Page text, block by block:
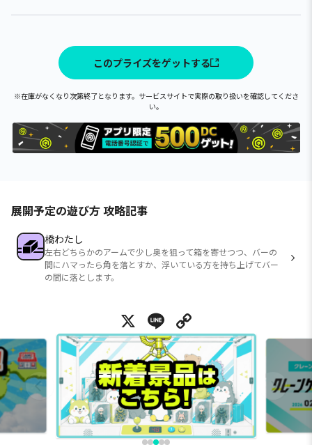
このプライズをゲットする
※在庫がなくなり次第終了となります。サービスサイトで実際の取り扱いを確認してくださ
い。
展開予定の遊び方 攻略記事
橋わたし
左右どちらかのアームで少し奥を狙って箱を寄せつつ、バーの
間にハマったら角を落とすか、浮いている方を持ち上げてバー
の間に落とします。
X Line